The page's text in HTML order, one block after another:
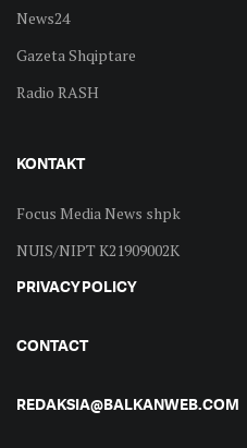
News24
Gazeta Shqiptare
Radio RASH
KONTAKT
Focus Media News shpk
NUIS/NIPT K21909002K
PRIVACY POLICY
CONTACT
REDAKSIA@BALKANWEB.COM